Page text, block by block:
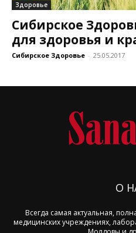
Здоровье
Сибирское
для здоровья и
Сибирское Здоровье - 25.05.2017
О
Всегда самая актуальная,
медицинских учреждениях,